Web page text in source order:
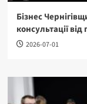
Бізнес
консультації
2026-07-01